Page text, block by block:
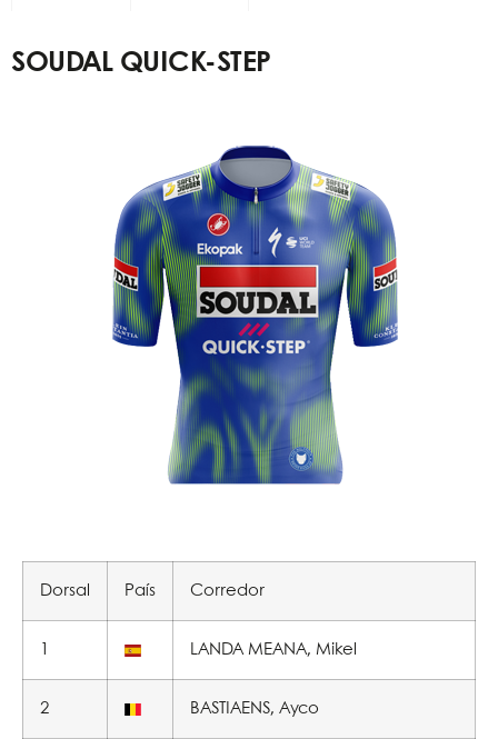
SOUDAL QUICK-STEP
Dorsal País Corredor
LANDA MEANA, Mikel
2 BASTIAENS, Ayco